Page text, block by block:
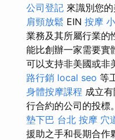
公司登記 來識別您
肩頸放鬆 EIN 按摩
業務及其所屬行業的
能比創辦一家需要實
可以支持非美國或非
路行銷 local seo 等
身體按摩課程 成立
行合約的公司的投標
墊下巴 台北 按摩 穴
援助之手和長期合作